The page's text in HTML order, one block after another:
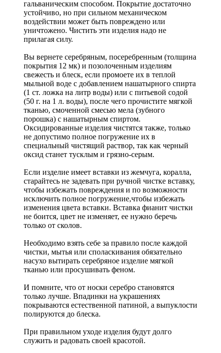
гальваническим способом. Покрытие достаточно
устойчиво, но при сильном механическом
воздействии может быть повреждено или
уничтожено. Чистить эти изделия надо не
прилагая силу.
Вы вернете серебряным, посеребренным (толщина
покрытия 12 мк) и позолоченным изделиям
свежесть и блеск, если промоете их в теплой
мыльной воде с добавлением нашатырного спирта
(1 ст. ложка на литр воды) или с питьевой содой
(50 г. на 1 л. воды), после чего прочистите мягкой
тканью, смоченной смесью мела (зубного
порошка) с нашатырным спиртом.
Оксидированные изделия чистятся также, только
не допустимо полное погружение их в
специальный чистящий раствор, так как черный
оксид станет тусклым и грязно-серым.
Если изделие имеет вставки из жемчуга, коралла,
старайтесь не задевать при ручной чистке вставку,
чтобы избежать повреждения и по возможности
исключить полное погружение,чтобы избежать
изменения цвета вставки. Вставка фианит чистки
не боится, цвет не изменяет, ее нужно беречь
только от сколов.
Необходимо взять себе за правило после каждой
чистки, мытья или споласкивания обязательно
насухо вытирать серебряное изделие мягкой
тканью или просушивать феном.
И помните, что от носки серебро становятся
только лучше. Впадинки на украшениях
покрываются естественной патиной, а выпуклости
полируются до блеска.
При правильном уходе изделия будут долго
служить и радовать своей красотой.